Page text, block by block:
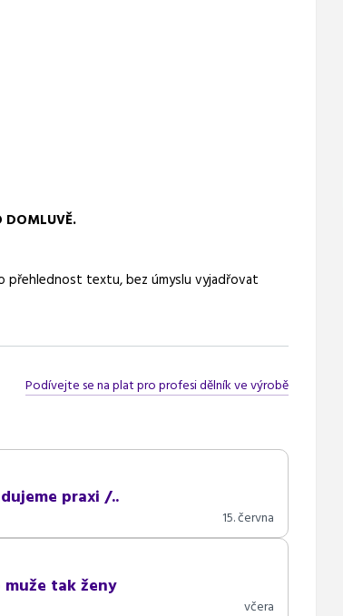
typu, praxe v oboru, ochota pracovat ve
přehlednost textu, bez úmyslu vyjadřovat
Podívejte se na plat pro profesi dělník ve výrobě
praxi /..
15. června
tak ženy
včera